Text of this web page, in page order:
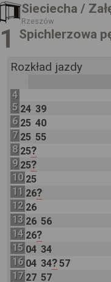
Sieciecha /
Rzeszów
1 Spichlerzowa
Rozkład jazdy
4
5 24 39
6 25 40
7 25 55
8 25?
9 25?
10 25
11 26?
12 26
13 26 56
14 26?
15 04 34
16 04 34?57
17 27 57